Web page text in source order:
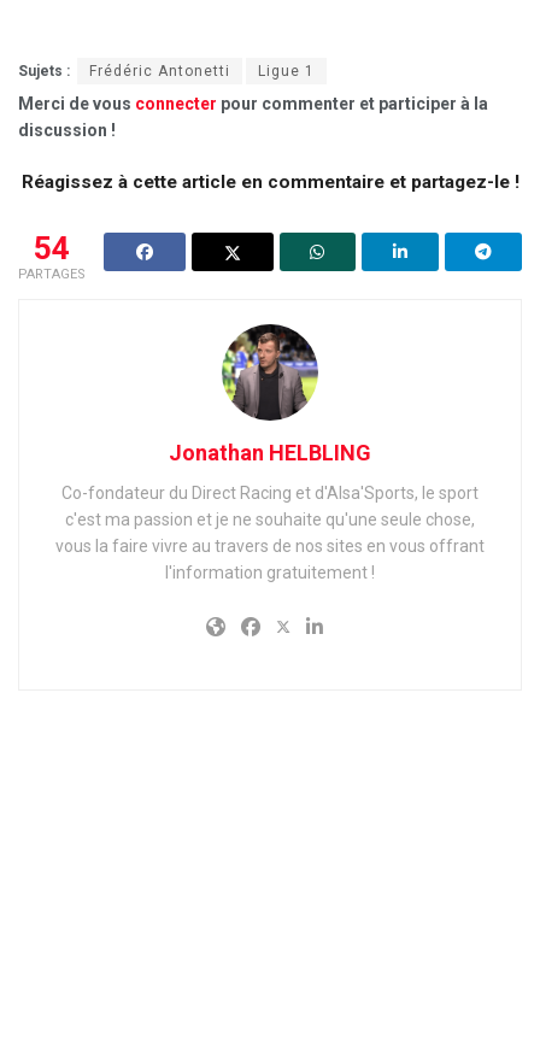
Sujets : Frédéric Antonetti Ligue 1
Merci de vous connecter pour commenter et participer à la
discussion !
Réagissez à cette article en commentaire et partagez-le !
54
PARTAGES
Jonathan HELBLING
Co-fondateur du Direct Racing et d'Alsa'Sports, le sport
c'est ma passion et je ne souhaite qu'une seule chose,
vous la faire vivre au travers de nos sites en vous offrant
l'information gratuitement !